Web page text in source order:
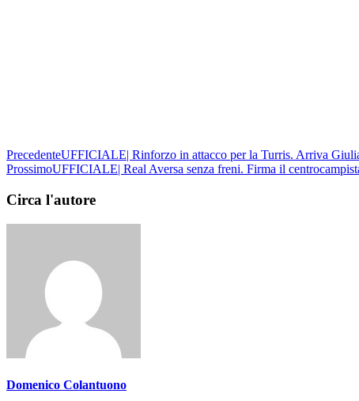
PrecedenteUFFICIALE| Rinforzo in attacco per la Turris. Arriva
ProssimoUFFICIALE| Real Aversa senza freni. Firma il
Circa l'autore
Domenico Colantuono